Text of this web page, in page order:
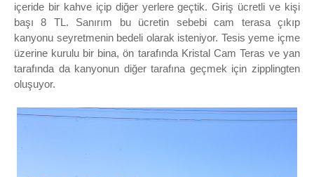
içeride bir kahve içip diğer yerlere geçtik. Giriş ücretli ve kişi
başı 8 TL. Sanırım bu ücretin sebebi cam terasa çıkıp
kanyonu seyretmenin bedeli olarak isteniyor. Tesis yeme içme
üzerine kurulu bir bina, ön tarafında Kristal Cam Teras ve yan
tarafında da kanyonun diğer tarafına geçmek için zipplingten
oluşuyor.